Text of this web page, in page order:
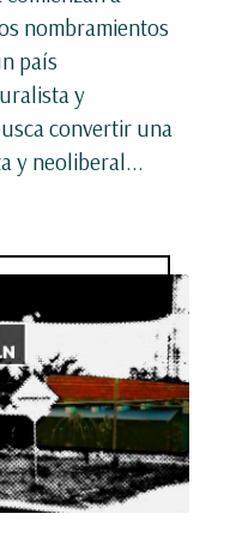
nombramientos
país
y
convertir una
y neoliberal...